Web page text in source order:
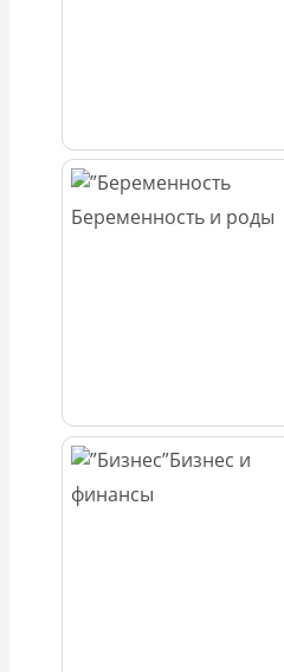
Беременность и роды
Бизнес и
финансы